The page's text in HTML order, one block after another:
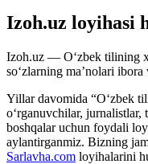
Izoh.uz loyihasi
Izoh.uz — O‘zbek tilining
so‘zlarning ma’nolari
Yillar davomida “O‘zbek
o‘rganuvchilar,
boshqalar uchun foydali
aylantirganmiz. Bizning
Sarlavha.com loyihalarini